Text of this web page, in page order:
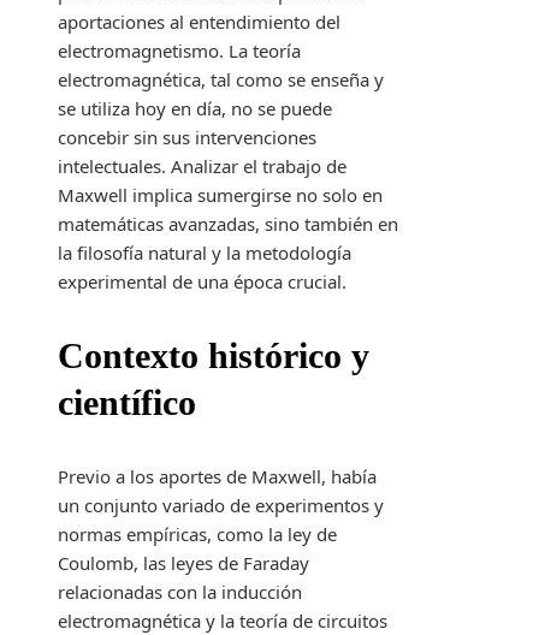
aportaciones al entendimiento del
electromagnetismo. La teoría
electromagnética, tal como se enseña y
se utiliza hoy en día, no se puede
concebir sin sus intervenciones
intelectuales. Analizar el trabajo de
Maxwell implica sumergirse no solo en
matemáticas avanzadas, sino también en
la filosofía natural y la metodología
experimental de una época crucial.
Contexto histórico y
científico
Previo a los aportes de Maxwell, había
un conjunto variado de experimentos y
normas empíricas, como la ley de
Coulomb, las leyes de Faraday
relacionadas con la inducción
electromagnética y la teoría de circuitos